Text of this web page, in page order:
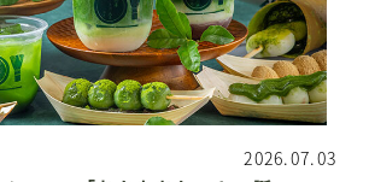
2026.07.03